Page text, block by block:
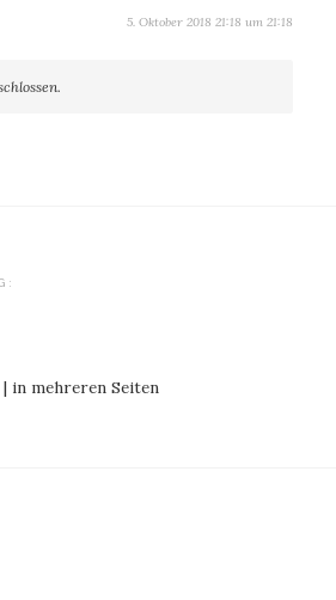
5. Oktober 2018 21:18 um 21:18
in mehreren Seiten